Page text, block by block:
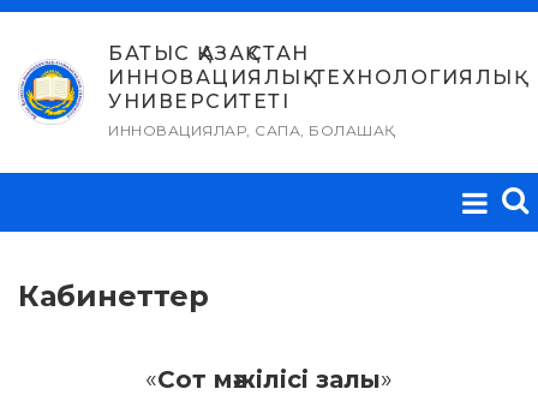
Skip
content
БАТЫС ҚАЗАҚСТАН
ИННОВАЦИЯЛЫҚ-ТЕХНОЛОГИЯЛЫҚ
УНИВЕРСИТЕТІ
ИННОВАЦИЯЛАР, САПА, БОЛАШАҚ
Кабинеттер
«Сот мәжілісі залы»